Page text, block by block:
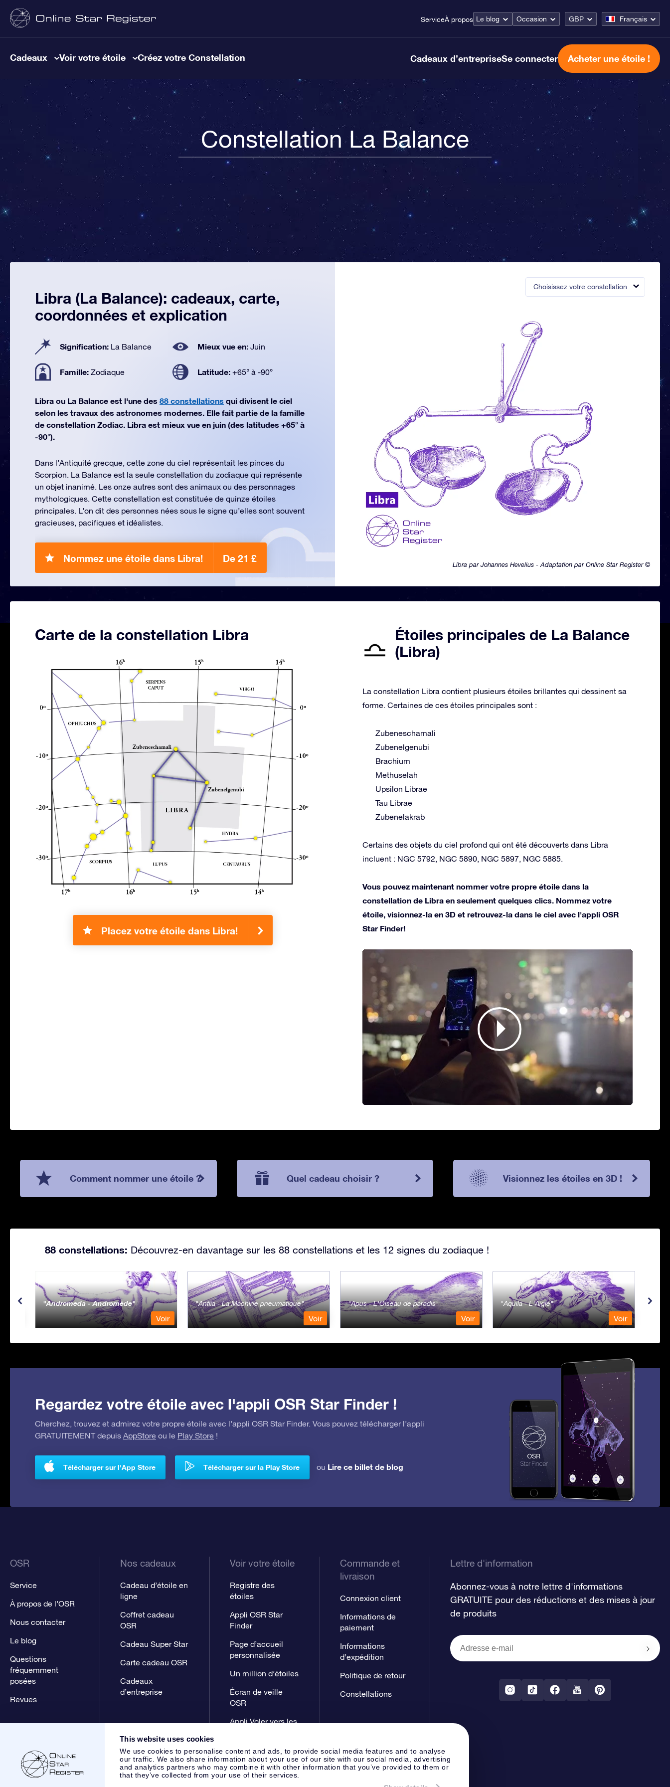
This website uses cookies
We use cookies to personalise content and ads, to provide social media features and to analyse
our traffic. We also share information about your use of our site with our social media, advertising
and analytics partners who may combine it with other information that you’ve provided to them or
that they’ve collected from your use of their services.
ServiceÀ propos Le blog Occasion GBP Français
Cadeaux Voir votre étoile Créez votre Constellation Cadeaux d’entrepriseSe connecter Acheter une étoile !
Constellation La Balance
Choisissez votre constellation
Libra par Johannes Hevelius - Adaptation par Online Star Register ©
Libra (La Balance): cadeaux, carte,
coordonnées et explication
Signification: La Balance Mieux vue en: Juin
Famille: Zodiaque Latitude: +65° à -90°
Libra ou La Balance est l'une des 88 constellations qui divisent le ciel
selon les travaux des astronomes modernes. Elle fait partie de la famille
de constellation Zodiac. Libra est mieux vue en juin (des latitudes +65° à
-90°).
Dans l’Antiquité grecque, cette zone du ciel représentait les pinces du
Scorpion. La Balance est la seule constellation du zodiaque qui représente
un objet inanimé. Les onze autres sont des animaux ou des personnages
mythologiques. Cette constellation est constituée de quinze étoiles
principales. L’on dit des personnes nées sous le signe qu’elles sont souvent
gracieuses, pacifiques et idéalistes.
Nommez une étoile dans Libra! De 21 £
Carte de la constellation Libra
Placez votre étoile dans Libra!
Étoiles principales de La Balance
(Libra)
La constellation Libra contient plusieurs étoiles brillantes qui dessinent sa
forme. Certaines de ces étoiles principales sont :
Zubeneschamali
Zubenelgenubi
Brachium
Methuselah
Upsilon Librae
Tau Librae
Zubenelakrab
Certains des objets du ciel profond qui ont été découverts dans Libra
incluent : NGC 5792, NGC 5890, NGC 5897, NGC 5885.
Vous pouvez maintenant nommer votre propre étoile dans la
constellation de Libra en seulement quelques clics. Nommez votre
étoile, visionnez-la en 3D et retrouvez-la dans le ciel avec l'appli OSR
Star Finder!
Comment nommer une étoile ? Quel cadeau choisir ? Visionnez les étoiles en 3D !
88 constellations: Découvrez-en davantage sur les 88 constellations et les 12 signes du zodiaque !
Andromeda - Andromède
Voir
Antlia - La Machine pneumatique
Voir
Apus - L'Oiseau de paradis
Voir
Aquila - L'Aigle
Voir
Regardez votre étoile avec l'appli OSR Star Finder !
Cherchez, trouvez et admirez votre propre étoile avec l’appli OSR Star Finder. Vous pouvez télécharger l’appli
GRATUITEMENT depuis AppStore ou le Play Store !
Télécharger sur l'App Store Télécharger sur la Play Store ou Lire ce billet de blog
OSR
Service
À propos de l’OSR
Nous contacter
Le blog
Questions
fréquemment
posées
Revues
Nos cadeaux
Cadeau d’étoile en
ligne
Coffret cadeau
OSR
Cadeau Super Star
Carte cadeau OSR
Cadeaux
d’entreprise
Voir votre étoile
Registre des
étoiles
Appli OSR Star
Finder
Page d’accueil
personnalisée
Un million d’étoiles
Écran de veille
OSR
Appli Voler vers les
Commande et
livraison
Connexion client
Informations de
paiement
Informations
d’expédition
Politique de retour
Constellations
Lettre d'information
Abonnez-vous à notre lettre d'informations
GRATUITE pour des réductions et des mises à jour
de produits